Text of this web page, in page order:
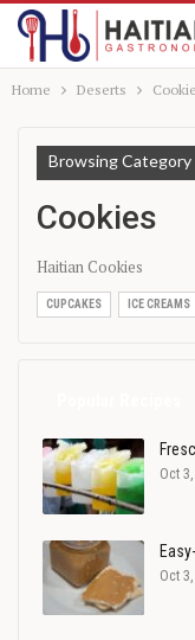
Home Deserts
Browsing Category
Cookies
Haitian Cookies
CUPCAKES ICE CREAMS
Oct
Oct